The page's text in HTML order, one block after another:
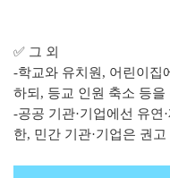
✅ 그 외
-학교와 유치원, 어린이집
하되, 등교 인원 축소 등
-공공 기관·기업에선 유연
한, 민간 기관·기업은 권고